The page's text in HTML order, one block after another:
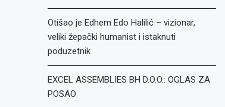
Otišao je Edhem Edo Halilić – vizionar,
veliki žepački humanist i istaknuti
poduzetnik
EXCEL ASSEMBLIES BH D.O.O.: OGLAS ZA
POSAO